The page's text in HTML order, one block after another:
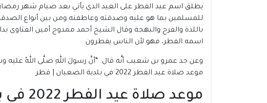
يطلق اسم عيد الفطر على العيد الذي يأتي بعد صيام شهر رمضان
للمسلمين بما هو عليه وصدقته وعاطفته ومن بين أنواع
باللذة والفرح والبهجة وقال الشيخ أحمد ممدوح أمين الفتاوى
اسمه الفطر، فهو لأن الناس يفطرون
وعن جد عمرو بن شعيب أنَّه قال: “أنَّ رسولَ اللهِ صلَّى اللهُ عليه
موعد صلاة عيد الفطر 2022 في بلدية الضعيان | قطر
موعد صلاة عيد الفطر 2022 في بلدية الضعيان | قطر